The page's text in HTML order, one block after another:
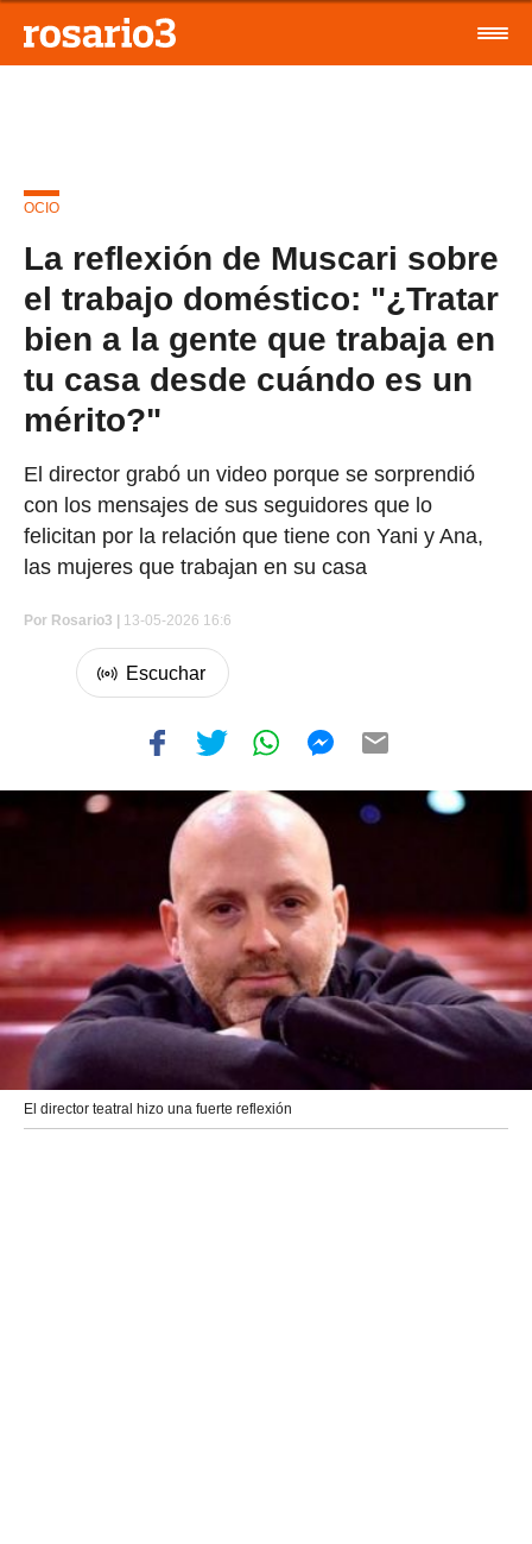
OCIO
La reflexión de Muscari sobre
el trabajo doméstico: "¿Tratar
bien a la gente que trabaja en
tu casa desde cuándo es un
mérito?"
El director grabó un video porque se sorprendió
con los mensajes de sus seguidores que lo
felicitan por la relación que tiene con Yani y Ana,
las mujeres que trabajan en su casa
Por Rosario3 | 13-05-2026 16:6
El director teatral hizo una fuerte reflexión